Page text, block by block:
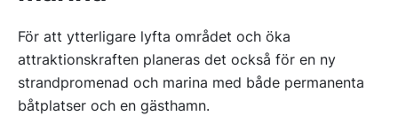
För att ytterligare lyfta området och öka
attraktionskraften planeras det också för en ny
strandpromenad och marina med både permanenta
båtplatser och en gästhamn.